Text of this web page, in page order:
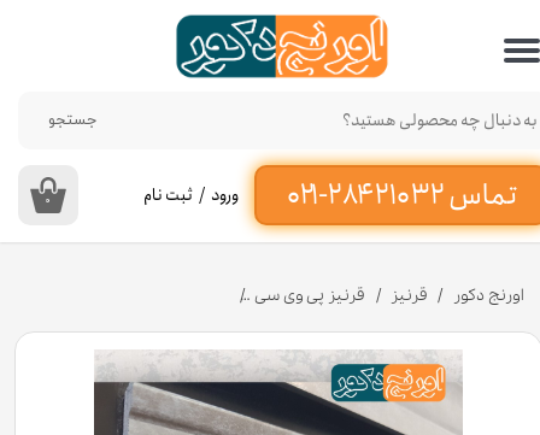
تماس ۳۲ ۲۱۰ ۲۸۴-۰۲۱‌
جستجو
۰ ورود / ثبت نام
حساب کاربری من
تغییر گذر واژه
سفارشات
خروج از حساب کاربری
اورنج دکور قرنیز قرنیز پی وی سی